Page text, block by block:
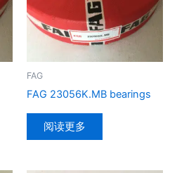
FAG
FAG 23056K.MB bearings
阅读更多